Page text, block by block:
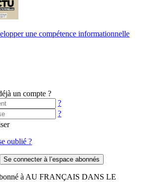
une compétence informationnelle
un compte ?
?
?
oublié ?
à AU FRANÇAIS DANS LE